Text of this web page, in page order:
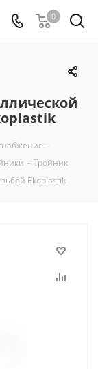
0
-
- Тройник
Ekoplastik